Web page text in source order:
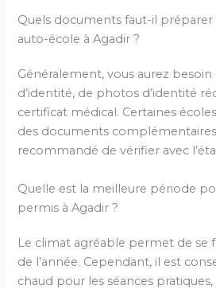
Quels documents faut-il préparer
auto-école à Agadir ?
Généralement, vous aurez besoin
d’identité, de photos d’identité
certificat médical. Certaines
des documents
recommandé de vérifier avec
Quelle est la meilleure période
permis à Agadir ?
Le climat agréable permet de se
de l’année. Cependant, il est
chaud pour les séances